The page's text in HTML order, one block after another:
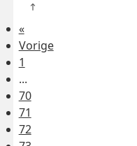
«
Vorige
1
...
70
71
72